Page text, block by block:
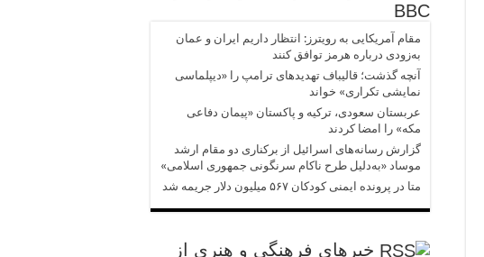
BBC
مقام آمریکایی به رویترز: انتظار داریم ایران و عمان
به‌زودی درباره هرمز توافق کنند
آنچه گذشت؛ قالیباف تهدیدهای ترامپ را «دیپلماسی
نمایشی تکراری» خواند
عربستان سعودی، ترکیه و پاکستان «پیمان دفاعی
مکه» را امضا کردند
گزارش‌‌ رسانه‌های اسرائیل از برکناری دو مقام ارشد
موساد «به‌دلیل طرح ناکام سرنگونی جمهوری اسلامی»
متا در پرونده ایمنی کودکان ۵۶۷ میلیون دلار جریمه شد
خبرهای فرهنگی و هنری از